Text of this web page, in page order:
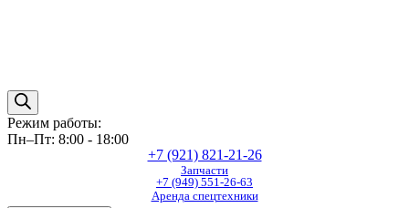
Режим работы:
Пн–Пт: 8:00 - 18:00
+7 (921) 821-21-26
Запчасти
+7 (949) 551-26-63
Аренда спецтехники